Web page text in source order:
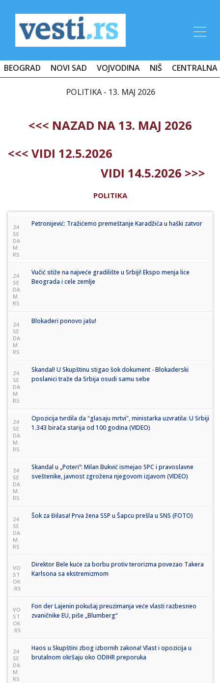
BEOGRAD NOVI SAD VOJVODINA NIŠ CENTRALNA
POLITIKA - 13. MAJ 2026
<<< NAZAD NA 13. MAJ 2026
<<< VIDI 12.5.2026
VIDI 14.5.2026 >>>
POLITIKA
24
SE
DA
M.
RS
Petronijević: Tražićemo premeštanje Karadžića u haški zatvor
24
SE
DA
M.
RS
Vučić stiže na najveće gradilište u Srbiji! Ekspo menja lice
Beograda i cele zemlje
24
SE
DA
M.
RS
Blokaderi ponovo jašu!
24
SE
DA
M.
RS
Skandal! U Skupštinu stigao šok dokument - Blokaderski
poslanici traže da Srbija osudi samu sebe
24
SE
DA
M.
RS
Opozicija tvrdila da "glasaju mrtvi", ministarka uzvratila: U Srbiji
1.343 birača starija od 100 godina (VIDEO)
24
SE
DA
M.
RS
Skandal u „Poteri“: Milan Bukvić ismejao SPC i pravoslavne
sveštenike, javnost zgrožena njegovom izjavom (VIDEO)
24
SE
DA
M.
RS
Šok za Đilasa! Prva žena SSP u Šapcu prešla u SNS (FOTO)
VO
ST
OK
.RS
Direktor Bele kuće za borbu protiv terorizma povezao Takera
Karlsona sa ekstremizmom
VO
ST
OK
.RS
Fon der Lajenin pokušaj preuzimanja veće vlasti razbesneo
zvaničnike EU, piše „Blumberg“
24
SE
DA
M.
RS
Haos u Skupštini zbog izbornih zakona! Vlast i opozicija u
brutalnom okršaju oko ODIHR preporuka